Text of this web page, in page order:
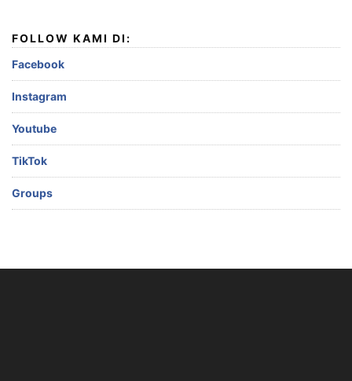
FOLLOW KAMI DI:
Facebook
Instagram
Youtube
TikTok
Groups